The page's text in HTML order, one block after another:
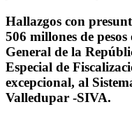
Hallazgos con
506 millones de
General de la
Especial de
excepcional, al
Valledupar -SIVA.